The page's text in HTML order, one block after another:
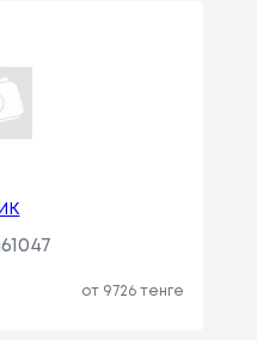
от 9726 тенге